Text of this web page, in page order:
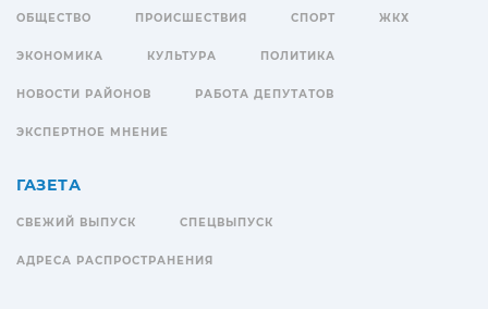
ОБЩЕСТВО ПРОИСШЕСТВИЯ СПОРТ ЖКХ
ЭКОНОМИКА КУЛЬТУРА ПОЛИТИКА
НОВОСТИ РАЙОНОВ РАБОТА ДЕПУТАТОВ
ЭКСПЕРТНОЕ МНЕНИЕ
ГАЗЕТА
СВЕЖИЙ ВЫПУСК СПЕЦВЫПУСК
АДРЕСА РАСПРОСТРАНЕНИЯ